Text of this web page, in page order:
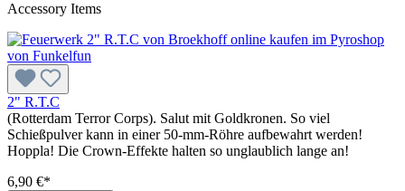
Accessory Items
2" R.T.C
(Rotterdam Terror Corps). Salut mit Goldkronen. So viel
Schießpulver kann in einer 50-mm-Röhre aufbewahrt werden!
Hoppla! Die Crown-Effekte halten so unglaublich lange an!
6,90 €*